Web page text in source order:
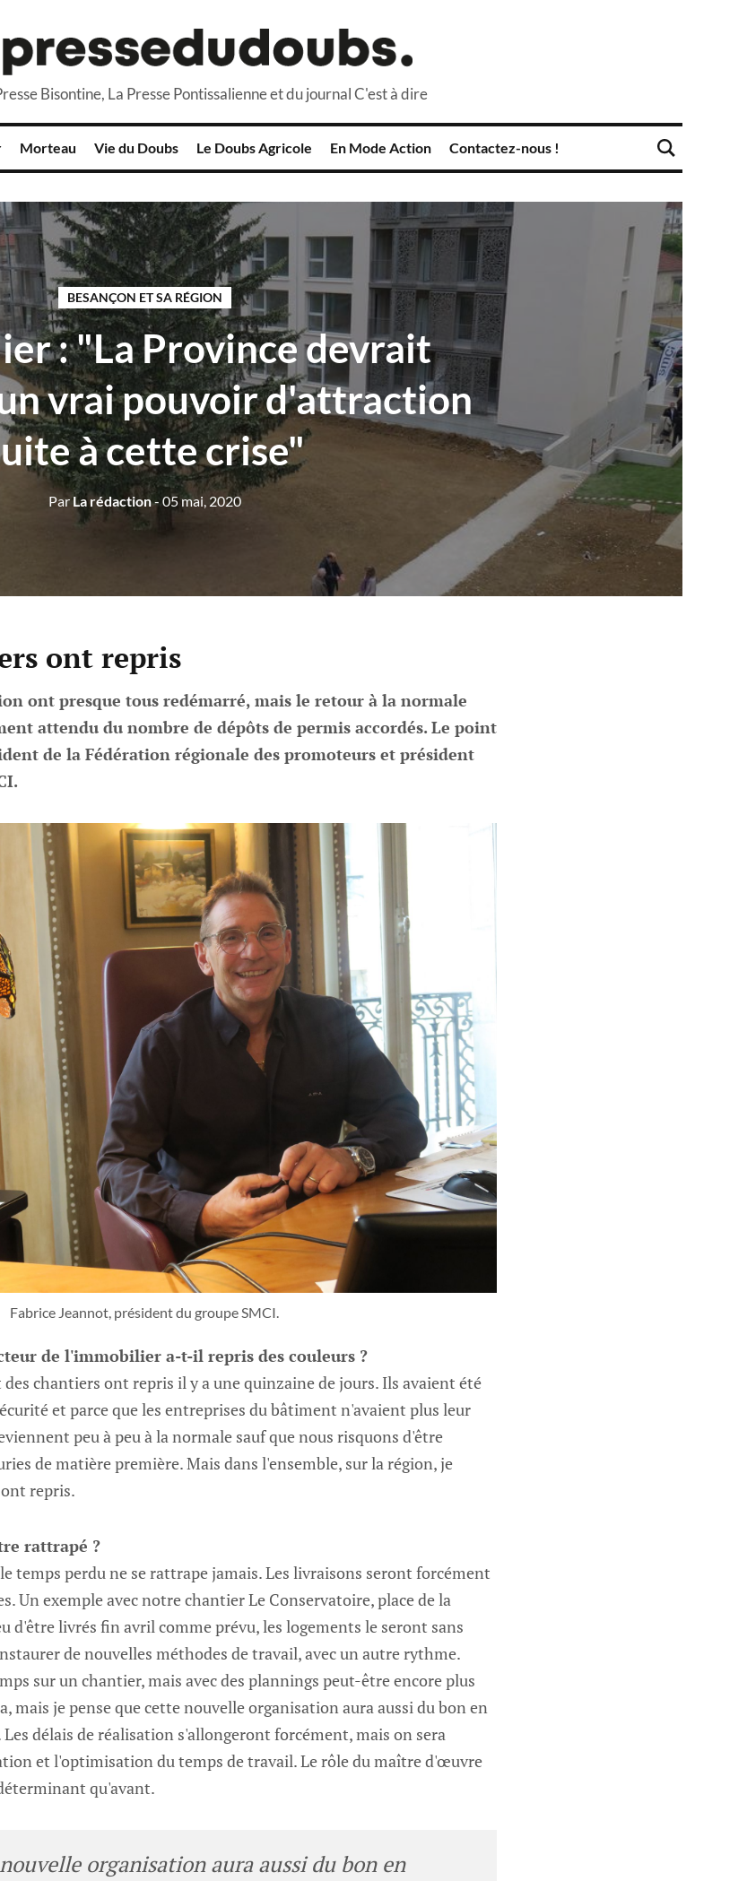
Bisontine, La Presse Pontissalienne et du journal C'est à dire
Morteau Vie du Doubs Le Doubs Agricole En Mode Action Contactez-nous !
BESANÇON ET SA RÉGION
: "La Province devrait
vrai pouvoir d'attraction
à cette crise"
ParLa rédaction- 05 mai, 2020
ont repris
ont presque tous redémarré, mais le retour à la normale
attendu du nombre de dépôts de permis accordés. Le point
de la Fédération régionale des promoteurs et président
Fabrice Jeannot, président du groupe SMCI.
de l'immobilier a-t-il repris des couleurs ?
chantiers ont repris il y a une quinzaine de jours. Ils avaient été
et parce que les entreprises du bâtiment n'avaient plus leur
peu à peu à la normale sauf que nous risquons d'être
de matière première. Mais dans l'ensemble, sur la région, je
repris.
rattrapé ?
temps perdu ne se rattrape jamais. Les livraisons seront forcément
Un exemple avec notre chantier Le Conservatoire, place de la
d'être livrés fin avril comme prévu, les logements le seront sans
de nouvelles méthodes de travail, avec un autre rythme.
sur un chantier, mais avec des plannings peut-être encore plus
mais je pense que cette nouvelle organisation aura aussi du bon en
délais de réalisation s'allongeront forcément, mais on sera
et l'optimisation du temps de travail. Le rôle du maître d'œuvre
qu'avant.
organisation aura aussi du bon en